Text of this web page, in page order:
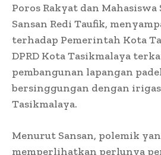
Poros Rakyat dan Mahasiswa
Sansan Redi Taufik,
terhadap Pemerintah Kota
DPRD Kota Tasikmalaya
pembangunan lapangan
bersinggungan dengan
Tasikmalaya.
Menurut Sansan, polemik
memperlihatkan perlunya